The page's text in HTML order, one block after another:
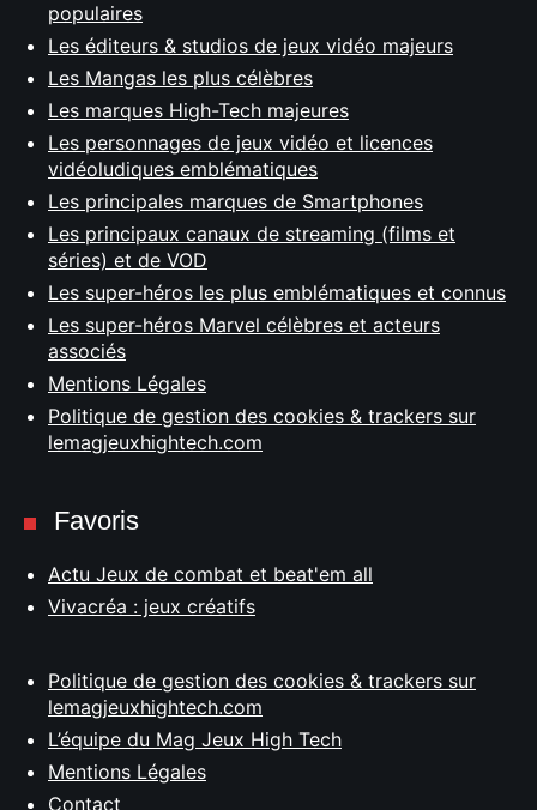
populaires
Les éditeurs & studios de jeux vidéo majeurs
Les Mangas les plus célèbres
Les marques High-Tech majeures
Les personnages de jeux vidéo et licences
vidéoludiques emblématiques
Les principales marques de Smartphones
Les principaux canaux de streaming (films et
séries) et de VOD
Les super-héros les plus emblématiques et connus
Les super-héros Marvel célèbres et acteurs
associés
Mentions Légales
Politique de gestion des cookies & trackers sur
lemagjeuxhightech.com
Favoris
Actu Jeux de combat et beat'em all
Vivacréa : jeux créatifs
Politique de gestion des cookies & trackers sur
lemagjeuxhightech.com
L’équipe du Mag Jeux High Tech
Mentions Légales
Contact